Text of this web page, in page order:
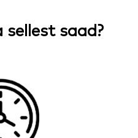
sellest saad?